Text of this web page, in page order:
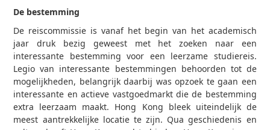
De bestemming
De reiscommissie is vanaf het begin van het academisch
jaar druk bezig geweest met het zoeken naar een
interessante bestemming voor een leerzame studiereis.
Legio van interessante bestemmingen behoorden tot de
mogelijkheden, belangrijk daarbij was opzoek te gaan een
interessante en actieve vastgoedmarkt die de bestemming
extra leerzaam maakt. Hong Kong bleek uiteindelijk de
meest aantrekkelijke locatie te zijn. Qua geschiedenis en